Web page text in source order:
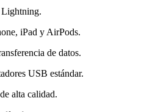
iPad y AirPods.
de datos.
USB estándar.
alta calidad.